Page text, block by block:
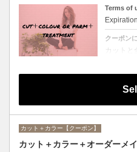
Terms of
クーポン
カット
ペシャ
♪デザイ
けます。
カット＋カラー【クーポン】
カット＋カラー＋オーダーメ